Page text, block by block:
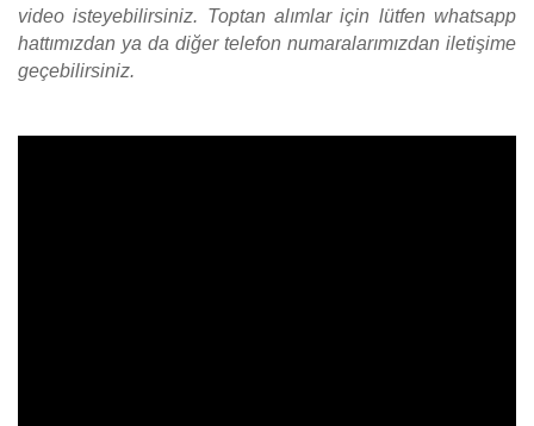
video isteyebilirsiniz. Toptan alımlar için lütfen whatsapp
hattımızdan ya da diğer telefon numaralarımızdan iletişime
geçebilirsiniz.